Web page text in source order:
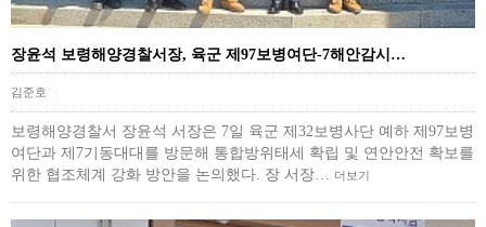
장윤석 보령해양경찰서장, 육군 제97보병여단-7해안감시…
김준호
보령해양경찰서 장윤석 서장은 7일 육군 제32보병사단 예하 제97보병
여단과 제7기동대대를 방문해 통합방위태세 확립 및 연안안전 확보를
위한 협조체계 강화 방안을 논의했다. 장 서장… 더보기